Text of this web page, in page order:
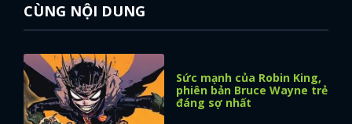
CÙNG NỘI DUNG
Sức mạnh của Robin King,
phiên bản Bruce Wayne trẻ
đáng sợ nhất